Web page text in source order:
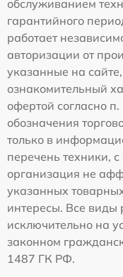
обслуживанием
гарантийного
работает
авторизации от
указанные на
ознакомительный
офертой согласно
обозначения
только в
перечень техники,
организация не
указанных
интересы. Все виды
исключительно на
законном
1487 ГК РФ.